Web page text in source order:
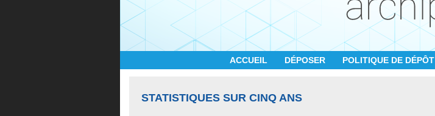
ACCUEIL DÉPOSER POLITIQUE DE DÉPÔT
STATISTIQUES SUR CINQ ANS